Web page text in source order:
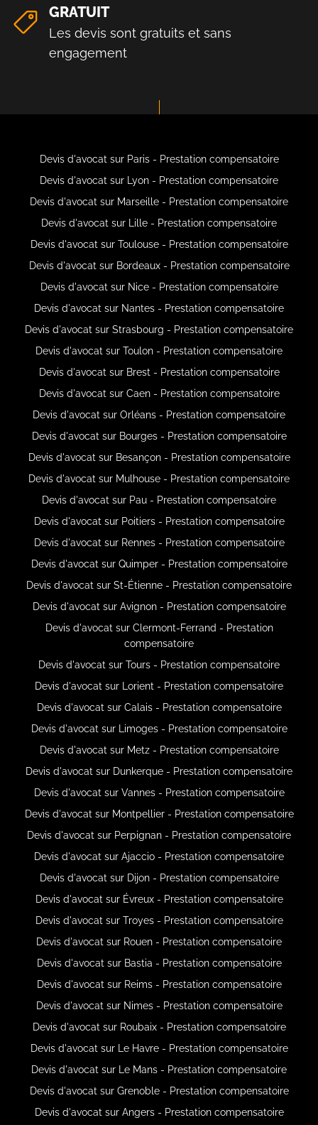
GRATUIT
Les devis sont gratuits et sans
engagement
Devis d'avocat sur Paris - Prestation compensatoire
Devis d'avocat sur Lyon - Prestation compensatoire
Devis d'avocat sur Marseille - Prestation compensatoire
Devis d'avocat sur Lille - Prestation compensatoire
Devis d'avocat sur Toulouse - Prestation compensatoire
Devis d'avocat sur Bordeaux - Prestation compensatoire
Devis d'avocat sur Nice - Prestation compensatoire
Devis d'avocat sur Nantes - Prestation compensatoire
Devis d'avocat sur Strasbourg - Prestation compensatoire
Devis d'avocat sur Toulon - Prestation compensatoire
Devis d'avocat sur Brest - Prestation compensatoire
Devis d'avocat sur Caen - Prestation compensatoire
Devis d'avocat sur Orléans - Prestation compensatoire
Devis d'avocat sur Bourges - Prestation compensatoire
Devis d'avocat sur Besançon - Prestation compensatoire
Devis d'avocat sur Mulhouse - Prestation compensatoire
Devis d'avocat sur Pau - Prestation compensatoire
Devis d'avocat sur Poitiers - Prestation compensatoire
Devis d'avocat sur Rennes - Prestation compensatoire
Devis d'avocat sur Quimper - Prestation compensatoire
Devis d'avocat sur St-Étienne - Prestation compensatoire
Devis d'avocat sur Avignon - Prestation compensatoire
Devis d'avocat sur Clermont-Ferrand - Prestation
compensatoire
Devis d'avocat sur Tours - Prestation compensatoire
Devis d'avocat sur Lorient - Prestation compensatoire
Devis d'avocat sur Calais - Prestation compensatoire
Devis d'avocat sur Limoges - Prestation compensatoire
Devis d'avocat sur Metz - Prestation compensatoire
Devis d'avocat sur Dunkerque - Prestation compensatoire
Devis d'avocat sur Vannes - Prestation compensatoire
Devis d'avocat sur Montpellier - Prestation compensatoire
Devis d'avocat sur Perpignan - Prestation compensatoire
Devis d'avocat sur Ajaccio - Prestation compensatoire
Devis d'avocat sur Dijon - Prestation compensatoire
Devis d'avocat sur Évreux - Prestation compensatoire
Devis d'avocat sur Troyes - Prestation compensatoire
Devis d'avocat sur Rouen - Prestation compensatoire
Devis d'avocat sur Bastia - Prestation compensatoire
Devis d'avocat sur Reims - Prestation compensatoire
Devis d'avocat sur Nimes - Prestation compensatoire
Devis d'avocat sur Roubaix - Prestation compensatoire
Devis d'avocat sur Le Havre - Prestation compensatoire
Devis d'avocat sur Le Mans - Prestation compensatoire
Devis d'avocat sur Grenoble - Prestation compensatoire
Devis d'avocat sur Angers - Prestation compensatoire